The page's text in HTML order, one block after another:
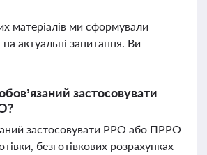
матеріалів ми сформували
на актуальні запитання. Ви
застосовувати
застосовувати РРО або ПРРО
безготівкових розрахунках